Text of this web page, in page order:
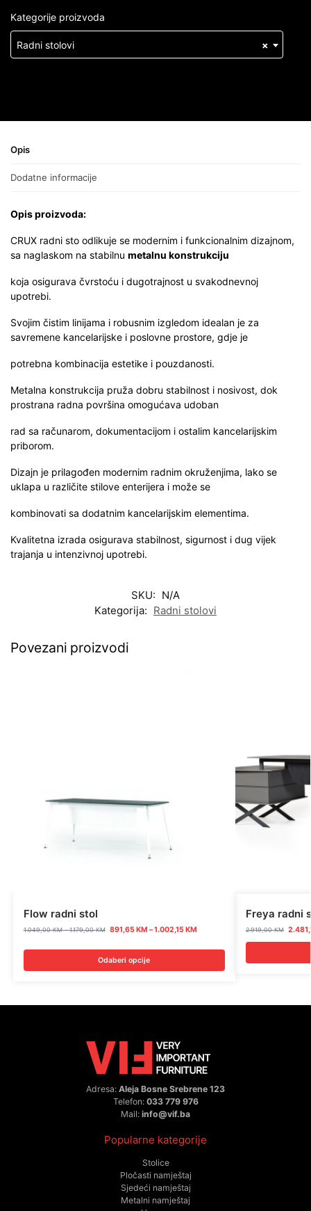
Kategorije proizvoda
×
Radni stolovi
Opis
Dodatne informacije
Opis proizvoda:
CRUX radni sto odlikuje se modernim i funkcionalnim dizajnom,
sa naglaskom na stabilnu metalnu konstrukciju
koja osigurava čvrstoću i dugotrajnost u svakodnevnoj
upotrebi.
Svojim čistim linijama i robusnim izgledom idealan je za
savremene kancelarijske i poslovne prostore, gdje je
potrebna kombinacija estetike i pouzdanosti.
Metalna konstrukcija pruža dobru stabilnost i nosivost, dok
prostrana radna površina omogućava udoban
rad sa računarom, dokumentacijom i ostalim kancelarijskim
priborom.
Dizajn je prilagođen modernim radnim okruženjima, lako se
uklapa u različite stilove enterijera i može se
kombinovati sa dodatnim kancelarijskim elementima.
Kvalitetna izrada osigurava stabilnost, sigurnost i dug vijek
trajanja u intenzivnoj upotrebi.
SKU: N/A
Kategorija: Radni stolovi
Povezani proizvodi
Flow radni stol
1.049,00KM – 1.179,00KM 891,65KM –1.002,15KM
Odaberi opcije
Freya radni
2.919,00KM
Adresa: Aleja Bosne Srebrene 123
Telefon: 033 779 976
Mail: info@vif.ba
Popularne kategorije
Stolice
Pločasti namještaj
Sjedeći namještaj
Metalni namještaj